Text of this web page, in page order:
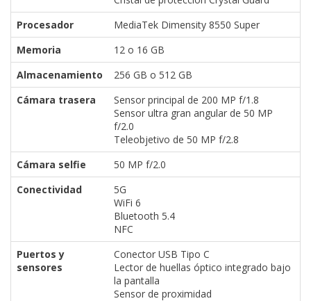
Procesador
MediaTek Dimensity 8550 Super
Memoria
12 o 16 GB
Almacenamiento
256 GB o 512 GB
Cámara trasera
Sensor principal de 200 MP f/1.8
Sensor ultra gran angular de 50 MP
f/2.0
Teleobjetivo de 50 MP f/2.8
Cámara selfie
50 MP f/2.0
Conectividad
5G
WiFi 6
Bluetooth 5.4
NFC
Puertos y
sensores
Conector USB Tipo C
Lector de huellas óptico integrado bajo
la pantalla
Sensor de proximidad